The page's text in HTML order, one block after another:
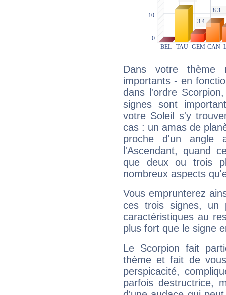
Dans votre thème
importants - en
dans l'ordre
signes sont
votre Soleil s'y
cas : un amas de
proche d'un
l'Ascendant, quand
que deux ou trois
nombreux aspects
Vous emprunterez
ces trois signes, un
caractéristiques au
plus fort que le signe
Le Scorpion fait
thème et fait de
perspicacité,
parfois destructrice,